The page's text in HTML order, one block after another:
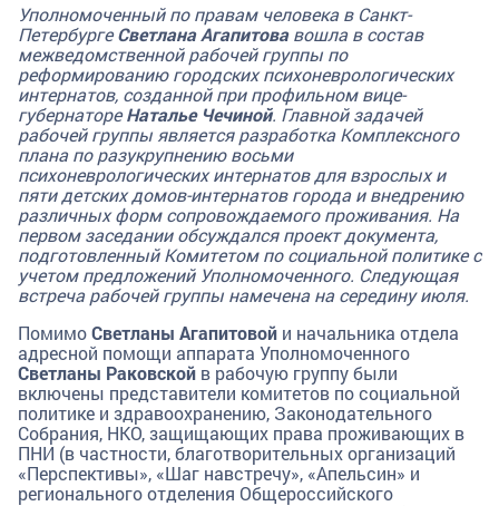
Уполномоченный по правам человека в Санкт-
ПетербургеСветлана Агапитовавошла в состав
межведомственной рабочей группы по
реформированию городских психоневрологических
интернатов, созданной при профильном вице-
губернатореНаталье Чечиной. Главной задачей
рабочей группы является разработка Комплексного
плана по разукрупнению восьми
психоневрологических интернатов для взрослых и
пяти детских домов-интернатов города и внедрению
различных форм сопровождаемого проживания. На
первом заседании обсуждался проект документа,
подготовленный Комитетом по социальной политике с
учетом предложений Уполномоченного. Следующая
встреча рабочей группы намечена на середину июля.
ПомимоСветланы Агапитовой и начальника отдела
адресной помощи аппарата Уполномоченного
Светланы Раковской в рабочую группу были
включены представители комитетов по социальной
политике и здравоохранению, Законодательного
Собрания, НКО, защищающих права проживающих в
ПНИ (в частности, благотворительных организаций
«Перспективы», «Шаг навстречу», «Апельсин» и
регионального отделения Общероссийского